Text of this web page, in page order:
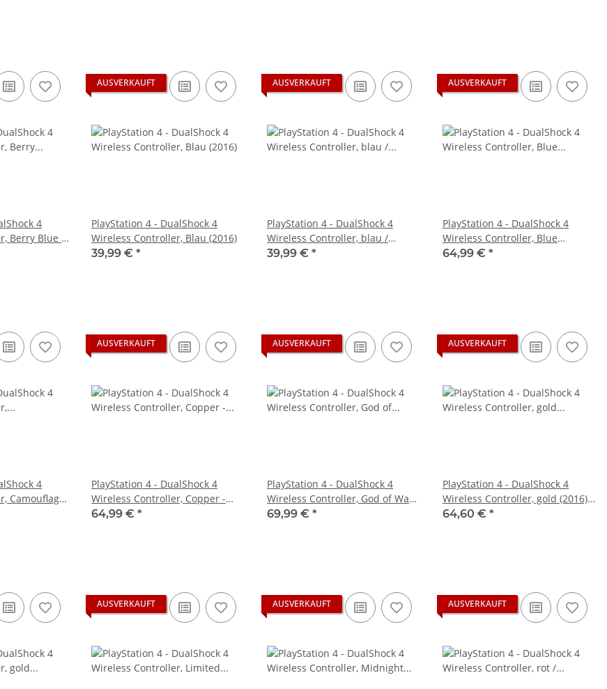
4
Berry Blue -
AUSVERKAUFT
PlayStation 4 - DualShock 4
Wireless Controller, Blau (2016)
39,99 € *
AUSVERKAUFT
PlayStation 4 - DualShock 4
Wireless Controller, blau /
schwarz gebraucht
39,99 € *
AUSVERKAUFT
PlayStation 4 - DualShock 4
Wireless Controller, Blue
Camouflage - gebraucht
64,99 € *
4
Camouflage
AUSVERKAUFT
PlayStation 4 - DualShock 4
Wireless Controller, Copper -
gebraucht
64,99 € *
AUSVERKAUFT
PlayStation 4 - DualShock 4
Wireless Controller, God of War
Edition gebraucht
69,99 € *
AUSVERKAUFT
PlayStation 4 - DualShock 4
Wireless Controller, gold (2016) -
gebraucht
64,60 € *
AUSVERKAUFT AUSVERKAUFT AUSVERKAUFT